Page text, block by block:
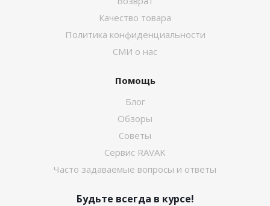
Качество товара
Политика конфиденциальности
СМИ о нас
Помощь
Блог
Обзоры
Советы
Сервис RAVAK
Часто задаваемые вопросы и ответы
Будьте всегда в курсе!